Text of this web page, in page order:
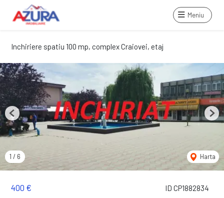
Meniu
Inchiriere spatiu 100 mp, complex Craiovei, etaj
ID CP1882834
400 €
1 / 6 Harta
Previous Next